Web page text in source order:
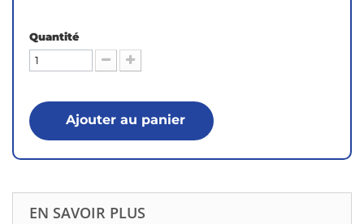
Quantité
Ajouter au panier
EN SAVOIR PLUS